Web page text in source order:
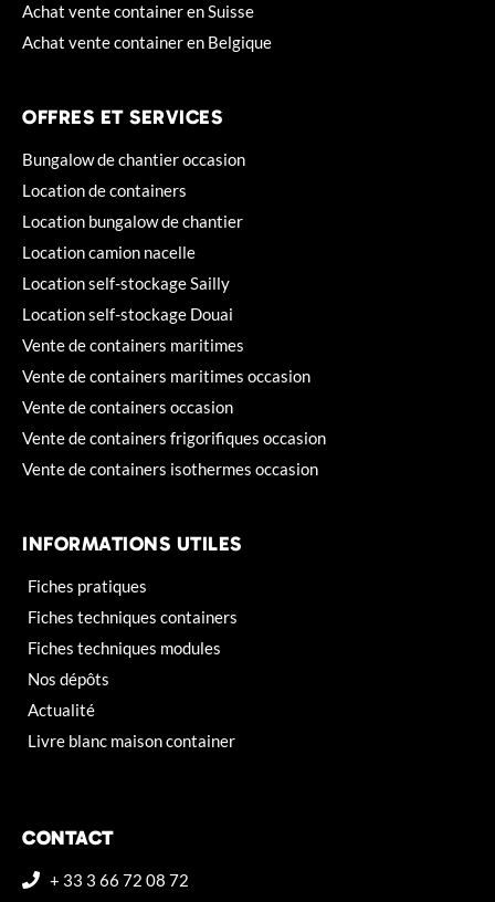
Achat vente container en Suisse
Achat vente container en Belgique
OFFRES ET SERVICES
Bungalow de chantier occasion
Location de containers
Location bungalow de chantier
Location camion nacelle
Location self-stockage Sailly
Location self-stockage Douai
Vente de containers maritimes
Vente de containers maritimes occasion
Vente de containers occasion
Vente de containers frigorifiques occasion
Vente de containers isothermes occasion
INFORMATIONS UTILES
Fiches pratiques
Fiches techniques containers
Fiches techniques modules
Nos dépôts
Actualité
Livre blanc maison container
CONTACT
+ 33 3 66 72 08 72